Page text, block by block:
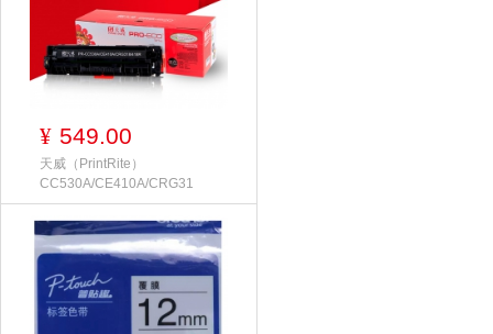
¥ 549.00
天威（PrintRite）
CC530A/CE410A/CRG31